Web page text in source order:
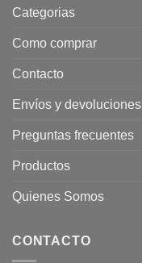
Categorias
Como comprar
Contacto
Envíos y devoluciones
Preguntas frecuentes
Productos
Quienes Somos
CONTACTO